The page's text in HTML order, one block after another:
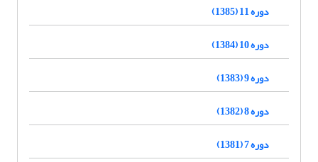
دوره 11 (1385)
دوره 10 (1384)
دوره 9 (1383)
دوره 8 (1382)
دوره 7 (1381)